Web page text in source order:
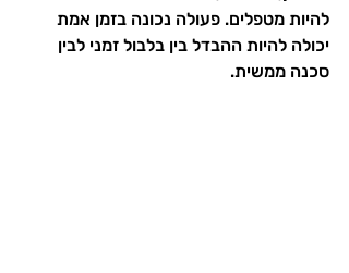
להיות מטפלים. פעולה נכונה בזמן אמת
יכולה להיות ההבדל בין בלבול זמני לבין
סכנה ממשית.